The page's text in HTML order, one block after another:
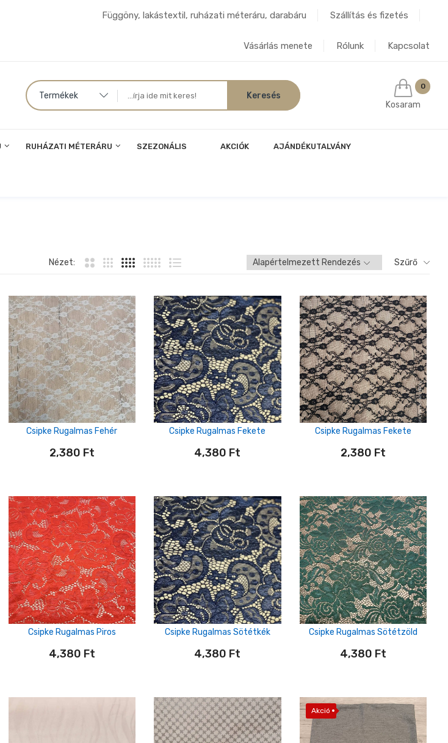
Függöny, lakástextil, ruházati méteráru, darabáru Szállítás és fizetés
Vásárlás menete Rólunk Kapcsolat
Termékek
0
Kosaram
RUHÁZATI MÉTERÁRU SZEZONÁLIS AKCIÓK AJÁNDÉKUTALVÁNY
Nézet: Szűrő
Csipke Rugalmas Fehér
2,380 Ft
Csipke Rugalmas Fekete
4,380 Ft
Csipke Rugalmas Fekete
2,380 Ft
Csipke Rugalmas Piros
4,380 Ft
Csipke Rugalmas Sötétkék
4,380 Ft
Csipke Rugalmas Sötétzöld
4,380 Ft
Akció